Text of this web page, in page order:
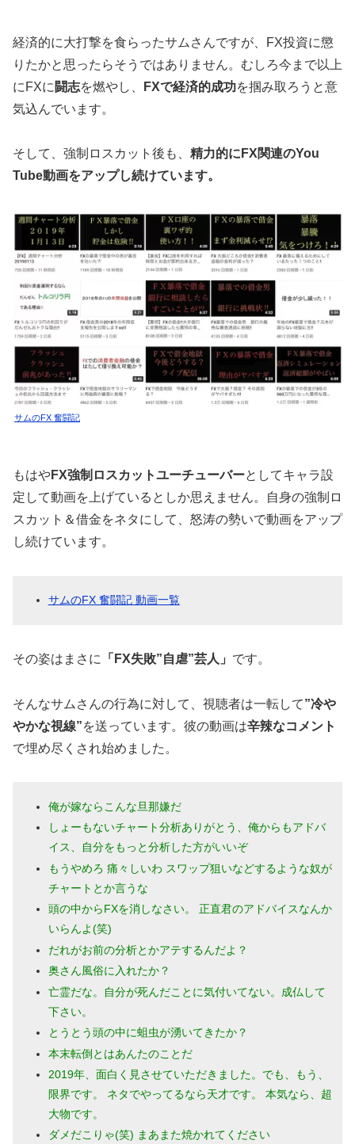
経済的に大打撃を食らったサムさんですが、FX投資に懲
りたかと思ったらそうではありません。むしろ今まで以上
にFXに 闘志を燃やし、 FXで経済的成功を掴み取ろうと意
気込んでいます。
そして、強制ロスカット後も、 精力的にFX関連のYou
Tube動画をアップし続けています。
サムのFX 奮闘記
もはやFX強制ロスカットユーチューバーとしてキャラ設
定して動画を上げているとしか思えません。自身の強制ロ
スカット＆借金をネタにして、怒涛の勢いで動画をアップ
し続けています。
サムのFX 奮闘記 動画一覧
その姿はまさに 「FX失敗”自虐”芸人」 です。
そんなサムさんの行為に対して、視聴者は一転して”冷や
やかな視線”を送っています。彼の動画は辛辣なコメント
で埋め尽くされ始めました。
俺が嫁ならこんな旦那嫌だ
しょーもないチャート分析ありがとう、俺からもアドバ
イス、自分をもっと分析した方がいいぞ
もうやめろ 痛々しいわ スワップ狙いなどするような奴が
チャートとか言うな
頭の中からFXを消しなさい。 正直君のアドバイスなんか
いらんよ(笑)
だれがお前の分析とかアテするんだよ？
奥さん風俗に入れたか？
亡霊だな。自分が死んだことに気付いてない。成仏して
下さい。
とうとう頭の中に蛆虫が湧いてきたか？
本末転倒とはあんたのことだ
2019年、面白く見させていただきました。でも、もう、
限界です。 ネタでやってるなら天才です。 本気なら、超
大物です。
ダメだこりゃ(笑) まあまた焼かれてください